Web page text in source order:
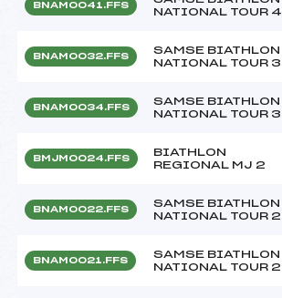
BNAM0041.FFS
NATIONAL TOUR 4
BNAM0032.FFS
SAMSE BIATHLON
NATIONAL TOUR 3
BNAM0034.FFS
SAMSE BIATHLON
NATIONAL TOUR 3
BMJM0024.FFS
BIATHLON
REGIONAL MJ 2
BNAM0022.FFS
SAMSE BIATHLON
NATIONAL TOUR 2
BNAM0021.FFS
SAMSE BIATHLON
NATIONAL TOUR 2